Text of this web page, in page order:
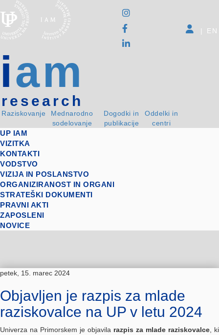
iam
research
Raziskovanje
Mednarodno
sodelovanje
Dogodki in
publikacije
Oddelki in
centri
| EN
UP IAM
VIZITKA
KONTAKTI
VODSTVO
VIZIJA IN POSLANSTVO
ORGANIZIRANOST IN ORGANI
STRATEŠKI DOKUMENTI
PRAVNI AKTI
ZAPOSLENI
NOVICE
petek, 15. marec 2024
Objavljen je razpis za mlade
raziskovalce na UP v letu 2024
Univerza na Primorskem je objavila razpis za mlade raziskovalce , ki